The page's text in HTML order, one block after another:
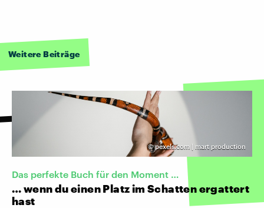
Weitere Beiträge
©pexels.com | mart production
Das perfekte Buch für den Moment …
… wenn du einen Platz im Schatten ergattert
hast